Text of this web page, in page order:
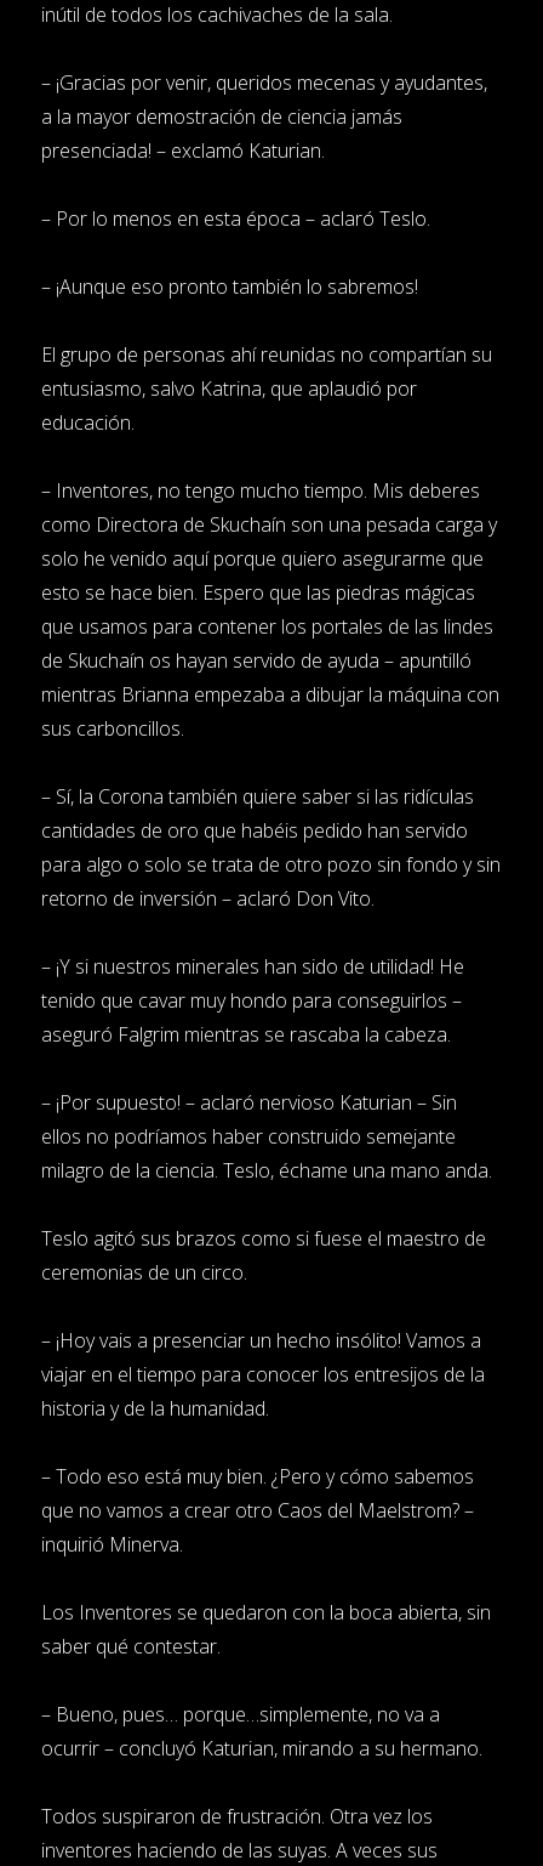
inútil de todos los cachivaches de la sala.
– ¡Gracias por venir, queridos mecenas y ayudantes,
a la mayor demostración de ciencia jamás
presenciada! – exclamó Katurian.
– Por lo menos en esta época – aclaró Teslo.
– ¡Aunque eso pronto también lo sabremos!
El grupo de personas ahí reunidas no compartían su
entusiasmo, salvo Katrina, que aplaudió por
educación.
– Inventores, no tengo mucho tiempo. Mis deberes
como Directora de Skuchaín son una pesada carga y
solo he venido aquí porque quiero asegurarme que
esto se hace bien. Espero que las piedras mágicas
que usamos para contener los portales de las lindes
de Skuchaín os hayan servido de ayuda – apuntilló
mientras Brianna empezaba a dibujar la máquina con
sus carboncillos.
– Sí, la Corona también quiere saber si las ridículas
cantidades de oro que habéis pedido han servido
para algo o solo se trata de otro pozo sin fondo y sin
retorno de inversión – aclaró Don Vito.
– ¡Y si nuestros minerales han sido de utilidad! He
tenido que cavar muy hondo para conseguirlos –
aseguró Falgrim mientras se rascaba la cabeza.
– ¡Por supuesto! – aclaró nervioso Katurian – Sin
ellos no podríamos haber construido semejante
milagro de la ciencia. Teslo, échame una mano anda.
Teslo agitó sus brazos como si fuese el maestro de
ceremonias de un circo.
– ¡Hoy vais a presenciar un hecho insólito! Vamos a
viajar en el tiempo para conocer los entresijos de la
historia y de la humanidad.
– Todo eso está muy bien. ¿Pero y cómo sabemos
que no vamos a crear otro Caos del Maelstrom? –
inquirió Minerva.
Los Inventores se quedaron con la boca abierta, sin
saber qué contestar.
– Bueno, pues… porque…simplemente, no va a
ocurrir – concluyó Katurian, mirando a su hermano.
Todos suspiraron de frustración. Otra vez los
inventores haciendo de las suyas. A veces sus